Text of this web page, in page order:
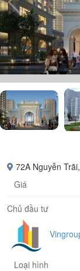
72A Nguyễn
Giá
Chủ đầu tư
Loại hình